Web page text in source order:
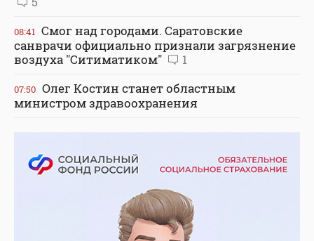
08:41 Смог над городами. Саратовские
санврачи официально признали загрязнение
воздуха "Ситиматиком"
1
07:50 Олег Костин станет областным
министром здравоохранения